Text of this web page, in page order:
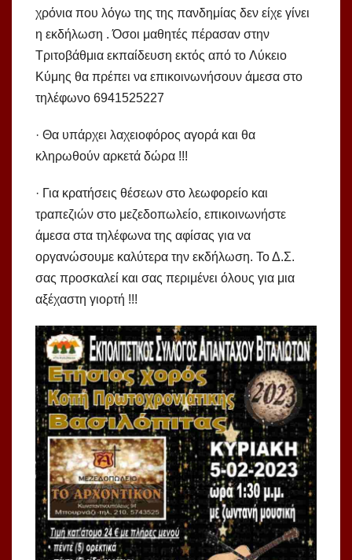
χρόνια που λόγω της της πανδημίας δεν είχε γίνει
η εκδήλωση . Όσοι μαθητές πέρασαν στην
Τριτοβάθμια εκπαίδευση εκτός από το Λύκειο
Κύμης θα πρέπει να επικοινωνήσουν άμεσα στο
τηλέφωνο 6941525227
· Θα υπάρχει λαχειοφόρος αγορά και θα
κληρωθούν αρκετά δώρα !!!
· Για κρατήσεις θέσεων στο λεωφορείο και
τραπεζιών στο μεζεδοπωλείο, επικοινωνήστε
άμεσα στα τηλέφωνα της αφίσας για να
οργανώσουμε καλύτερα την εκδήλωση. Το Δ.Σ.
σας προσκαλεί και σας περιμένει όλους για μια
αξέχαστη γιορτή !!!